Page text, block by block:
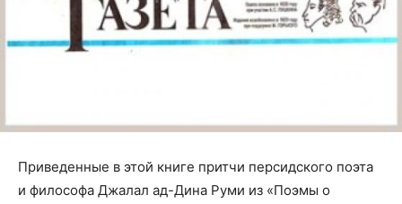
Приведенные в этой книге притчи персидского поэта
и философа Джалал ад-Дина Руми из «Поэмы о